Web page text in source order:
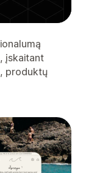
įskaitant
produktų